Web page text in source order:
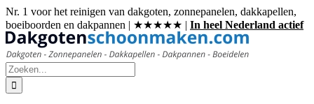
Ga
naar
inhoud
Nr. 1 voor het reinigen van dakgoten, zonnepanelen, dakkapellen,
boeiboorden en dakpannen | ★★★★★ | In heel Nederland actief
Zoeken
naar: